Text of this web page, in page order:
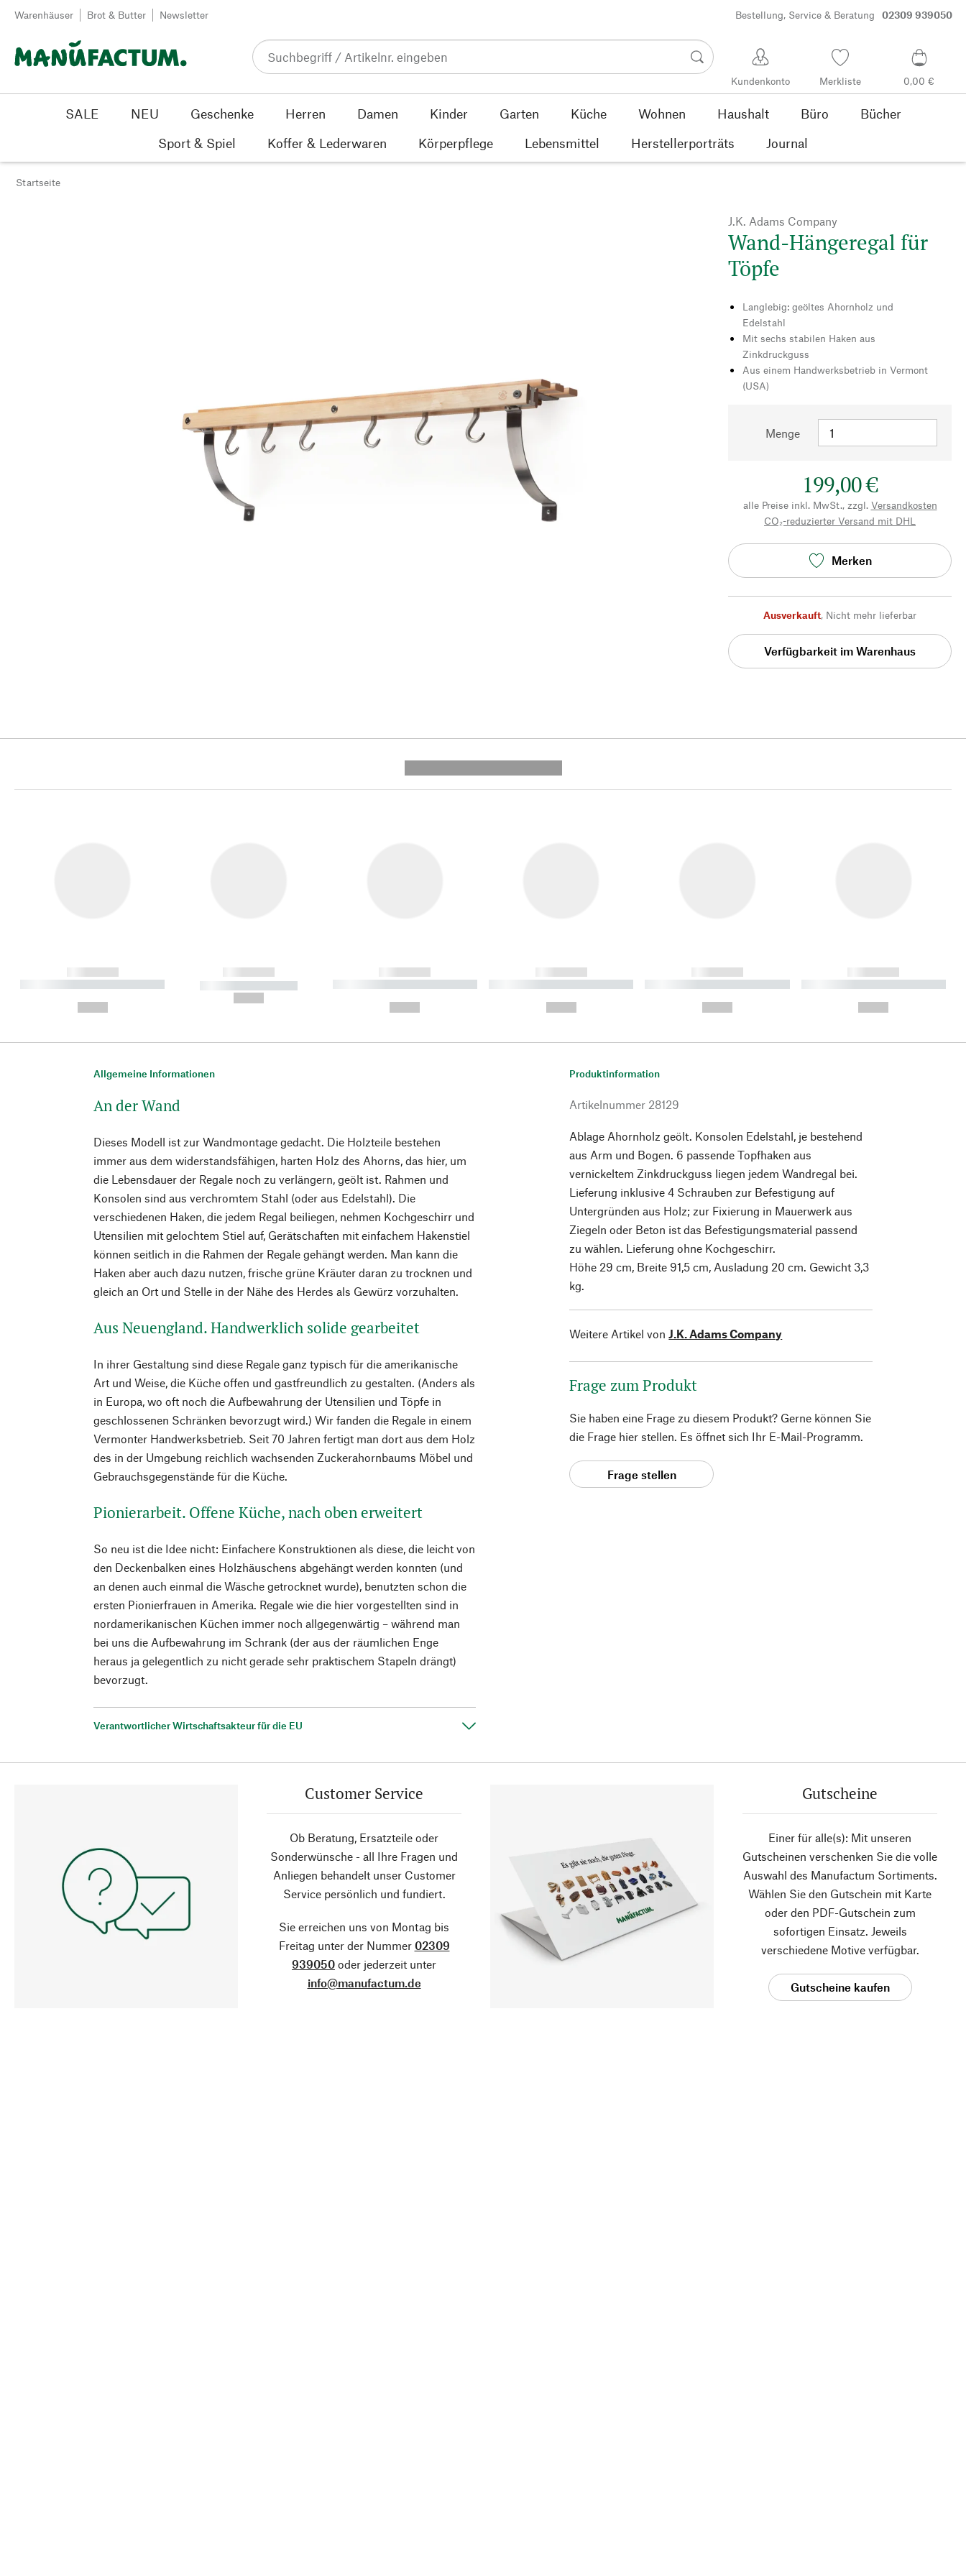
Zum Inhalt springen
Warenhäuser Brot & Butter Newsletter Bestellung, Service & Beratung 02309 939050
Kundenkonto Merkliste 0,00 €
SALE NEU Geschenke Herren Damen Kinder Garten Küche Wohnen Haushalt Büro
Bücher
Sport & Spiel
Koffer & Lederwaren Körperpflege Lebensmittel Herstellerporträts Journal
Startseite
J.K. Adams Company
Wand-Hängeregal für
Töpfe
Langlebig: geöltes Ahornholz und
Edelstahl
Mit sechs stabilen Haken aus
Zinkdruckguss
Aus einem Handwerksbetrieb in Vermont
(USA)
Menge
199,00 €
alle Preise inkl. MwSt., zzgl. Versandkosten
CO₂-reduzierter Versand mit DHL
Merken
Ausverkauft, Nicht mehr lieferbar
Verfügbarkeit im Warenhaus
------------
----------- ----------- ----------
------------
----------- -----------
------------
----------- ----------- ----------
------------
----------- ----------- ----------
------------
----------- ----------- ----------
------------
----------- ----------- ----------
Allgemeine Informationen
An der Wand
Dieses Modell ist zur Wandmontage gedacht. Die Holzteile bestehen
immer aus dem widerstandsfähigen, harten Holz des Ahorns, das hier, um
die Lebensdauer der Regale noch zu verlängern, geölt ist. Rahmen und
Konsolen sind aus verchromtem Stahl (oder aus Edelstahl). Die
verschiedenen Haken, die jedem Regal beiliegen, nehmen Kochgeschirr und
Utensilien mit gelochtem Stiel auf, Gerätschaften mit einfachem Hakenstiel
können seitlich in die Rahmen der Regale gehängt werden. Man kann die
Haken aber auch dazu nutzen, frische grüne Kräuter daran zu trocknen und
gleich an Ort und Stelle in der Nähe des Herdes als Gewürz vorzuhalten.
Aus Neuengland. Handwerklich solide gearbeitet
In ihrer Gestaltung sind diese Regale ganz typisch für die amerikanische
Art und Weise, die Küche offen und gastfreundlich zu gestalten. (Anders als
in Europa, wo oft noch die Aufbewahrung der Utensilien und Töpfe in
geschlossenen Schränken bevorzugt wird.) Wir fanden die Regale in einem
Vermonter Handwerksbetrieb. Seit 70 Jahren fertigt man dort aus dem Holz
des in der Umgebung reichlich wachsenden Zuckerahornbaums Möbel und
Gebrauchsgegenstände für die Küche.
Pionierarbeit. Offene Küche, nach oben erweitert
So neu ist die Idee nicht: Einfachere Konstruktionen als diese, die leicht von
den Deckenbalken eines Holzhäuschens abgehängt werden konnten (und
an denen auch einmal die Wäsche getrocknet wurde), benutzten schon die
ersten Pionierfrauen in Amerika. Regale wie die hier vorgestellten sind in
nordamerikanischen Küchen immer noch allgegenwärtig – während man
bei uns die Aufbewahrung im Schrank (der aus der räumlichen Enge
heraus ja gelegentlich zu nicht gerade sehr praktischem Stapeln drängt)
bevorzugt.
Verantwortlicher Wirtschaftsakteur für die EU
Produktinformation
Artikelnummer 28129
Ablage Ahornholz geölt. Konsolen Edelstahl, je bestehend
aus Arm und Bogen. 6 passende Topfhaken aus
vernickeltem Zinkdruckguss liegen jedem Wandregal bei.
Lieferung inklusive 4 Schrauben zur Befestigung auf
Untergründen aus Holz; zur Fixierung in Mauerwerk aus
Ziegeln oder Beton ist das Befestigungsmaterial passend
zu wählen. Lieferung ohne Kochgeschirr.
Höhe 29 cm, Breite 91,5 cm, Ausladung 20 cm. Gewicht 3,3
kg.
Weitere Artikel von J.K. Adams Company
Frage zum Produkt
Sie haben eine Frage zu diesem Produkt? Gerne können Sie
die Frage hier stellen. Es öffnet sich Ihr E-Mail-Programm.
Frage stellen
Customer Service
Ob Beratung, Ersatzteile oder
Sonderwünsche - all Ihre Fragen und
Anliegen behandelt unser Customer
Service persönlich und fundiert.
Sie erreichen uns von Montag bis
Freitag unter der Nummer 02309
939050 oder jederzeit unter
info@manufactum.de
Gutscheine
Einer für alle(s): Mit unseren
Gutscheinen verschenken Sie die volle
Auswahl des Manufactum Sortiments.
Wählen Sie den Gutschein mit Karte
oder den PDF-Gutschein zum
sofortigen Einsatz. Jeweils
verschiedene Motive verfügbar.
Gutscheine kaufen